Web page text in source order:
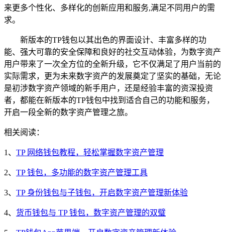
来更多个性化、多样化的创新应用和服务,满足不同用户的需
求。
新版本的TP钱包以其出色的界面设计、丰富多样的功
能、强大可靠的安全保障和良好的社交互动体验，为数字资产
用户带来了一次全方位的全新升级，它不仅满足了用户当前的
实际需求，更为未来数字资产的发展奠定了坚实的基础，无论
是初涉数字资产领域的新手用户，还是经验丰富的资深投资
者，都能在新版本的TP钱包中找到适合自己的功能和服务，
开启一段全新的数字资产管理之旅。
相关阅读：
1、 TP 网络钱包教程，轻松掌握数字资产管理
2、 TP 钱包，多功能的数字资产管理工具
3、 TP 身份钱包与子钱包，开启数字资产管理新体验
4、 货币钱包与 TP 钱包，数字资产管理的双璧